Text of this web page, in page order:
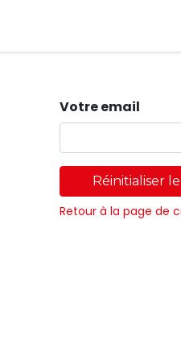
Votre email
Réinitialiser
Retour à la page de